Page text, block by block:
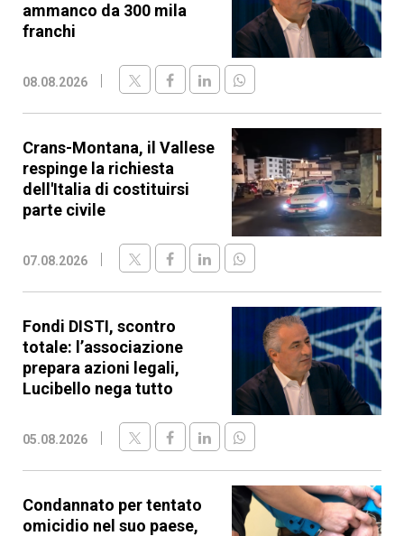
ammanco da 300 mila
franchi
08.08.2026
Crans-Montana, il Vallese
respinge la richiesta
dell'Italia di costituirsi
parte civile
07.08.2026
Fondi DISTI, scontro
totale: l’associazione
prepara azioni legali,
Lucibello nega tutto
05.08.2026
Condannato per tentato
omicidio nel suo paese,